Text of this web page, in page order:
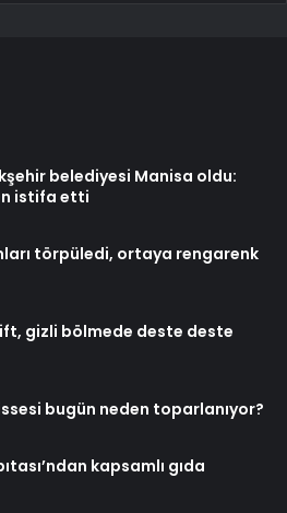
belediyesi Manisa oldu:
istifa etti
törpüledi, ortaya rengarenk
gizli bölmede deste deste
bugün neden toparlanıyor?
kapsamlı gıda